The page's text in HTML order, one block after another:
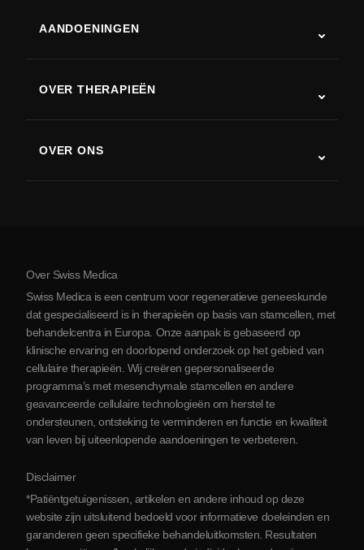
AANDOENINGEN
Ziekte van Parkinson
Artritis
OVER THERAPIEËN
OVER ONS
Over Servië
Partnerschap
Contact opnemen
Over Swiss Medica
Swiss Medica is een centrum voor regeneratieve geneeskunde
dat gespecialiseerd is in therapieën op basis van stamcellen, met
behandelcentra in Europa. Onze aanpak is gebaseerd op
klinische ervaring en doorlopend onderzoek op het gebied van
cellulaire therapieën. Wij creëren gepersonaliseerde
programma’s met mesenchymale stamcellen en andere
geavanceerde cellulaire technologieën om herstel te
ondersteunen, ontsteking te verminderen en functie en kwaliteit
van leven bij uiteenlopende aandoeningen te verbeteren.
Disclaimer
*Patiëntgetuigenissen, artikelen en andere inhoud op deze
website zijn uitsluitend bedoeld voor informatieve doeleinden en
garanderen geen specifieke behandeluitkomsten. Resultaten